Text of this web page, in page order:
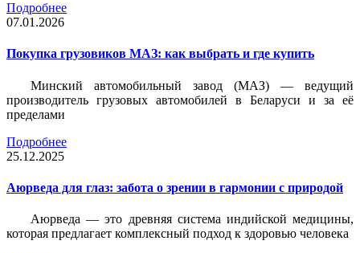
Подробнее
07.01.2026
Покупка грузовиков МАЗ: как выбрать и где купить
Минский автомобильный завод (МАЗ) — ведущий
производитель грузовых автомобилей в Беларуси и за её
пределами
Подробнее
25.12.2025
Аюрведа для глаз: забота о зрении в гармонии с природой
Аюрведа — это древняя система индийской медицины,
которая предлагает комплексный подход к здоровью человека